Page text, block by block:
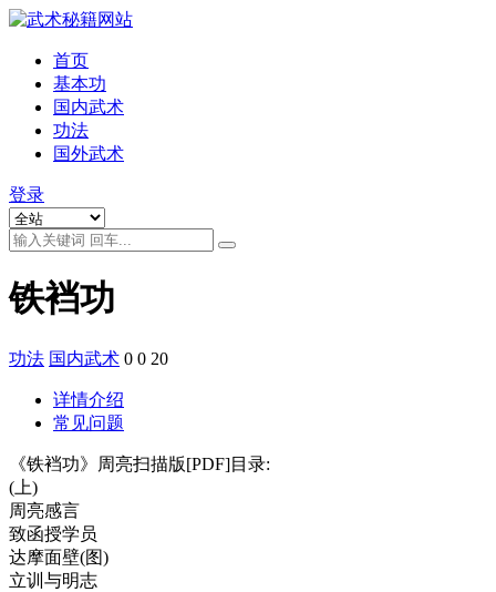
首页
基本功
国内武术
功法
国外武术
登录
铁裆功
功法 国内武术 0 0 20
详情介绍
常见问题
《铁裆功》周亮扫描版[PDF]目录:
(上)
周亮感言
致函授学员
达摩面壁(图)
立训与明志